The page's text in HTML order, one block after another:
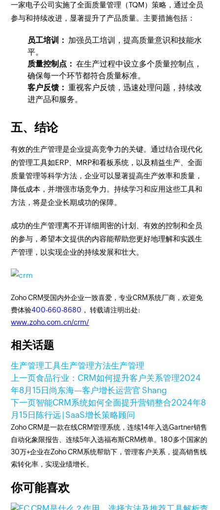
一家电子公司实施了全面质量管理（TQM）策略，通过全员
参与和持续改进，显著提升了产品质量。主要措施包括：
员工培训： 加强员工培训，提高质量意识和技能水
平。
质量控制点： 在生产过程中设立多个质量控制点，
确保每一个环节都符合质量标准。
客户反馈： 重视客户反馈，迅速处理问题，持续改
进产品和服务。
五、结论
有效的生产管理是企业提高竞争力的关键。通过结合现代化
的管理工具如ERP、MRP和看板系统，以及精益生产、全面
质量管理等科学方法，企业可以显著提高生产效率和质量，
降低成本，并增强市场竞争力。持续学习和应用这些工具和
方法，将是企业长期成功的保障。
成功的生产管理离不开详细周密的计划、有效的控制和全员
的参与，希望本文提供的内容能帮助您更好地理解和实践生
产管理，以实现企业的持续发展和壮大。
Zoho CRM受国内外企业一致喜爱，专业CRM系统厂商，欢迎免
费体验400-660-8680 ， 转载请注明出处:
www.zoho.com.cn/crm/
相关话题
生产管理工具生产管理方法生产管理
上一页食品行业：CRM如何提升客户关系管理2024
年8月15日 尚东海—客户增长运营官 Shang
下一页智能CRM系统如何全面提升营销整合2024年8
月15日 陈行远 | SaaS增长策略顾问
Zoho CRM是一款在线CRM管理系统，连续14年入选Gartner销售
自动化象限报告、连续5年入选福布斯CRM榜单。180多个国家的
30万+企业在Zoho CRM系统帮助下，管理客户关系，提高销售线
索转化率，实现业绩增长。
你可能喜欢